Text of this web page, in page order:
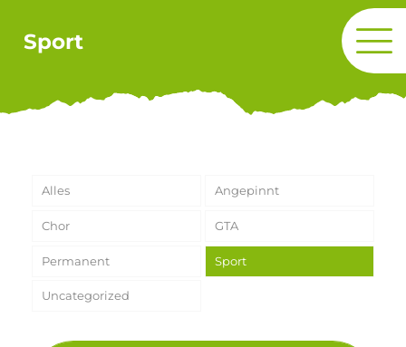
Sport
Alles Angepinnt
Chor GTA
Permanent Sport
Uncategorized